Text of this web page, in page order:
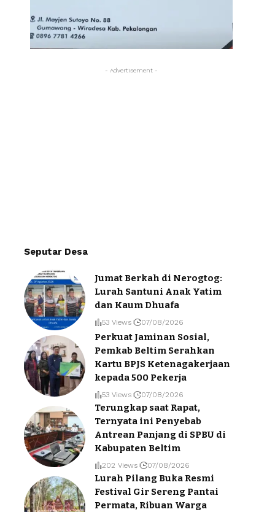
- Advertisement -
Seputar Desa
Jumat Berkah di Nerogtog:
Lurah Santuni Anak Yatim
dan Kaum Dhuafa
53 Views 07/08/2026
Perkuat Jaminan Sosial,
Pemkab Beltim Serahkan
Kartu BPJS Ketenagakerjaan
kepada 500 Pekerja
53 Views 07/08/2026
Terungkap saat Rapat,
Ternyata ini Penyebab
Antrean Panjang di SPBU di
Kabupaten Beltim
202 Views 07/08/2026
Lurah Pilang Buka Resmi
Festival Gir Sereng Pantai
Permata, Ribuan Warga